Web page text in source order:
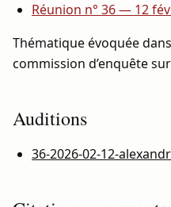
Réunion n° 36 — 12
Thématique évoquée
commission d’enquête
Auditions
36-2026-02-12-